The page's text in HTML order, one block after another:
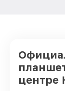
центре